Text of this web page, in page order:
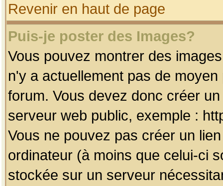
Revenir en haut de page
Puis-je poster des Images?
Vous pouvez montrer des
n'y a actuellement pas de
forum. Vous devez donc créer
serveur web public, exemple :
Vous ne pouvez pas créer un
ordinateur (à moins que celui-ci
stockée sur un serveur